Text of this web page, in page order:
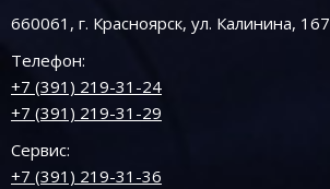
660061, г. Красноярск, ул. Калинина, 167
Телефон:
+7 (391) 219-31-24
+7 (391) 219-31-29
Сервис:
+7 (391) 219-31-36